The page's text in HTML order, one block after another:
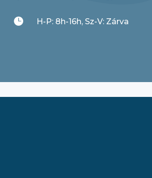
 H-P: 8h-16h, Sz-V: Zárva